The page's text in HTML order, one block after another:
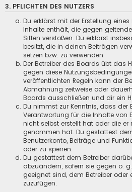
3. PFLICHTEN DES NUTZERS
Du erklärst mit der Erstellung
Inhalte enthält, die gegen
Sitten verstoßen. Du erklärst
besitzt, die in deinen Beiträgen
setzen bzw. zu verwenden.
Der Betreiber des Boards übt das
gegen diese
veröffentlichten Regeln kann der
Abmahnung zeitweise oder
Boards ausschließen und dir ein
Du nimmst zur Kenntnis, dass der
Verantwortung für die Inhalte von
nicht selbst erstellt hat oder die er
genommen hat. Du gestattest
Benutzerkonto, Beiträge und
oder zu sperren.
Du gestattest dem Betreiber
abzuändern, sofern sie gegen o.
geeignet sind, dem Betreiber oder
zuzufügen.